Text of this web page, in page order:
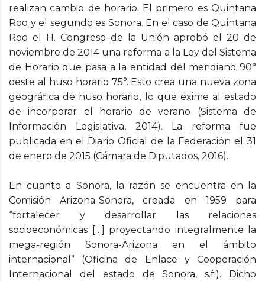
realizan cambio de horario. El primero es Quintana
Roo y el segundo es Sonora. En el caso de Quintana
Roo el H. Congreso de la Unión aprobó el 20 de
noviembre de 2014 una reforma a la Ley del Sistema
de Horario que pasa a la entidad del meridiano 90°
oeste al huso horario 75°. Esto crea una nueva zona
geográfica de huso horario, lo que exime al estado
de incorporar el horario de verano (Sistema de
Información Legislativa, 2014). La reforma fue
publicada en el Diario Oficial de la Federación el 31
de enero de 2015 (Cámara de Diputados, 2016).
En cuanto a Sonora, la razón se encuentra en la
Comisión Arizona-Sonora, creada en 1959 para
“fortalecer y desarrollar las relaciones
socioeconómicas […] proyectando integralmente la
mega-región Sonora-Arizona en el ámbito
internacional” (Oficina de Enlace y Cooperación
Internacional del estado de Sonora, s.f.). Dicho